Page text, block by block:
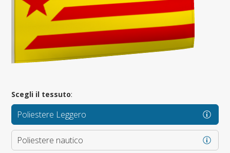
Scegli il tessuto:
Poliestere Leggero
Poliestere nautico